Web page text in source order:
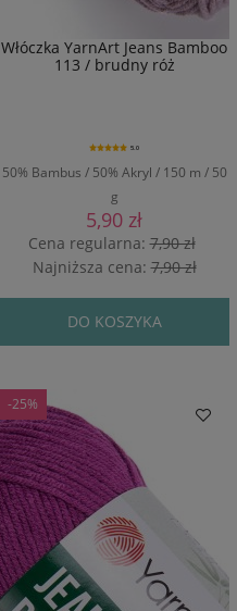
Włóczka YarnArt Jeans Bamboo
113 / brudny róż
50% Bambus / 50% Akryl / 150 m / 50
g
5.0
5,90 zł
Cena regularna:7,90 zł
Najniższa cena:7,90 zł
DO KOSZYKA
-25%